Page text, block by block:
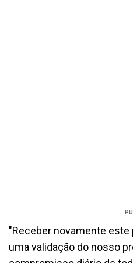
"Receber novamente este
uma validação do nosso